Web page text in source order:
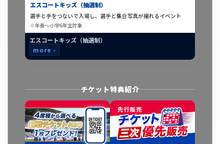
エスコートキッズ（抽選制）
選手と手をつないで入場し、選手と集合写真が撮れるイベント
※年長〜小学6年生対象
エスコートキッズ（抽選制）
more ›
チケット特典紹介
先行販売